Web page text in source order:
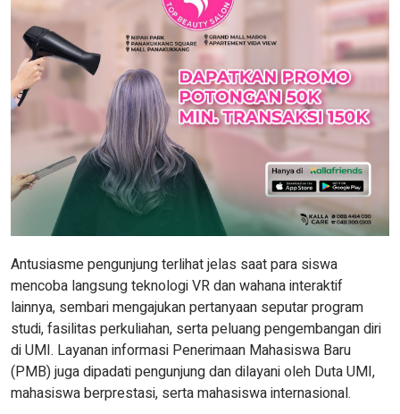
Antusiasme pengunjung terlihat jelas saat para siswa
mencoba langsung teknologi VR dan wahana interaktif
lainnya, sembari mengajukan pertanyaan seputar program
studi, fasilitas perkuliahan, serta peluang pengembangan diri
di UMI. Layanan informasi Penerimaan Mahasiswa Baru
(PMB) juga dipadati pengunjung dan dilayani oleh Duta UMI,
mahasiswa berprestasi, serta mahasiswa internasional.